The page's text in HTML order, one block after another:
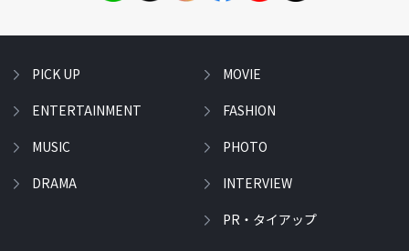
PICK UP
ENTERTAINMENT
MUSIC
DRAMA
MOVIE
FASHION
PHOTO
INTERVIEW
PR・タイアップ